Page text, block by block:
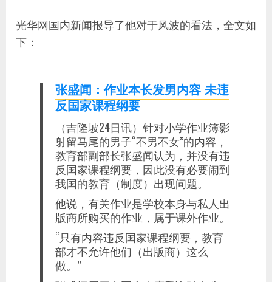
光华网国内新闻报导了他对于风波的看法，全文如
下：
张盛闻：作业本长发男内容 未违
反国家课程纲要
（吉隆坡24日讯）针对小学作业簿影
射留马尾的男子“不男不女”的内容，
教育部副部长张盛闻认为，并没有违
反国家课程纲要，因此没有必要闹到
我国的教育（制度）出现问题。
他说，有关作业是学校本身与私人出
版商所购买的作业，属于课外作业。
“只有内容违反国家课程纲要，教育
部才不允许他们（出版商）这么
做。”